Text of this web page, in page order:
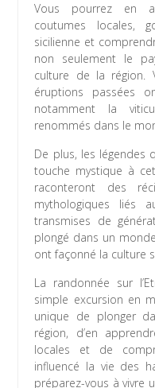
Vous pourrez en
coutumes locales,
sicilienne et
non seulement le
culture de la région.
éruptions passées
notamment la
renommés dans le
De plus, les légendes
touche mystique à
raconteront des
mythologiques liés
transmises de
plongé dans un
ont façonné la culture
La randonnée sur
simple excursion en
unique de plonger
région, d’en
locales et de
influencé la vie des
préparez-vous à vivre